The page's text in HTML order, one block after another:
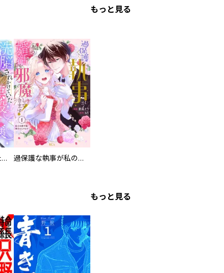
もっと見る
洗脳されかけていた悪役令嬢ですが家出を決意しました。【電子単行本版／特典おまけ付き】 過保護な執事が私の婚活を邪魔してきます！ 分冊版
もっと見る